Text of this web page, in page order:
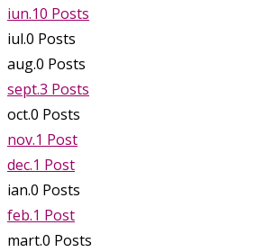
iun.10 Posts
iul.0 Posts
aug.0 Posts
sept.3 Posts
oct.0 Posts
nov.1 Post
dec.1 Post
ian.0 Posts
feb.1 Post
mart.0 Posts